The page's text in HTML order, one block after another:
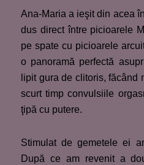
Ana-Maria a ieşit din acea
dus direct între picioarele
pe spate cu picioarele
o panoramă perfectă
lipit gura de clitoris, făcând
scurt timp convulsiile
ţipă cu putere.
Stimulat de gemetele ei
După ce am revenit a